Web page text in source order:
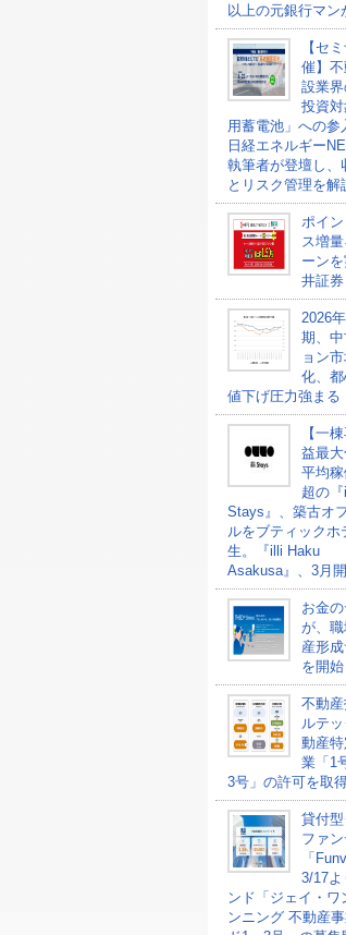
以上の元銀行マン
【セ
催】
設業
投資
用蓄電池」への参
日経エネルギー
執筆者が登壇し、
とリスク管理を解
ポイ
ス増
ーン
井証券
2026
期、
ョン
化、
値下げ圧力強まる
【一
益最
平均稼
超の
Stays』、築古オ
ルをブティックホ
生。『illi Haku
Asakusa』、3月
お金
が、
産形
を開始
不動
ルテ
動産
業「1
3号」の許可を取
貸付
ファ
「
3/17よ
ンド「ジェイ・ワ
ンニング 不動産